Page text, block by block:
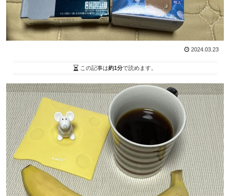
2024.03.23
この記事は約1分で読めます。